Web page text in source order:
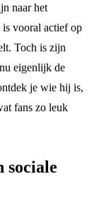
naar het
is vooral actief op
Toch is zijn
eigenlijk de
je wie hij is,
fans zo leuk
sociale